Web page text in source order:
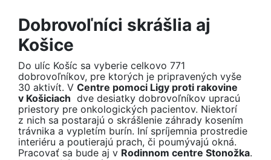
Dobrovoľníci skrášlia aj
Košice
Do ulíc Košíc sa vyberie celkovo 771
dobrovoľníkov, pre ktorých je pripravených vyše
30 aktivít. V Centre pomoci Ligy proti rakovine
v Košiciach dve desiatky dobrovoľníkov upracú
priestory pre onkologických pacientov. Niektorí
z nich sa postarajú o skrášlenie záhrady kosením
trávnika a vypletím burín. Iní spríjemnia prostredie
interiéru a poutierajú prach, či poumývajú okná.
Pracovať sa bude aj v Rodinnom centre Stonožka.